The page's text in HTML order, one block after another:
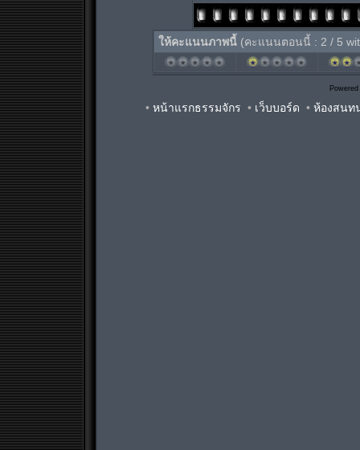
ให้คะแนนภาพนี้ (คะแนนตอนนี้ : 2 / 5
• หน้าแรกธรรมจักร • เว็บบอร์ด • ห้องสนท